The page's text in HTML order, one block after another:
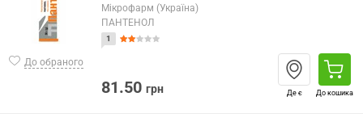
До обраного
Мікрофарм (Україна)
ПАНТЕНОЛ
1
81.50 грн Де є До кошика